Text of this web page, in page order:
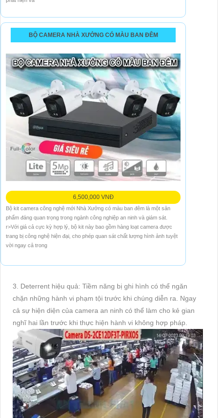
BỘ CAMERA NHÀ XƯỞNG CÓ MÀU BAN ĐÊM
6,500,000 VNĐ
Bộ kit camera công nghệ mới Nhà Xưởng có màu ban đêm là một sản
phẩm đáng quan trọng trong ngành công nghiệp an ninh và giám sát.
r>Với giá cả cực kỳ hợp lý, bộ kit này bao gồm hàng loạt camera được
trang bị công nghệ hiện đại, cho phép quan sát chất lượng hình ảnh tuyệt
vời ngay cả trong
3. Deterrent hiệu quả: Tiềm năng bị ghi hình có thể ngăn
chặn những hành vi phạm tội trước khi chúng diễn ra. Ngay
cả sự hiện diện của camera an ninh có thể làm cho kẻ gian
nghĩ hai lần trước khi thực hiện hành vi không hợp pháp.